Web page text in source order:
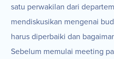
satu perwakilan dari
mendiskusikan mengenai
harus diperbaiki dan
Sebelum memulai meeting